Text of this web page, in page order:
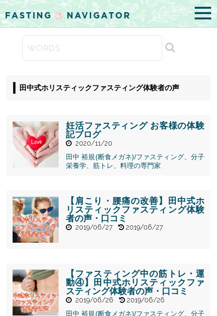
田中式ホリスティックファスティング体験者の声
記ブログ">
妊活ファスティング お客様の体験
記ブログ
2020/11/20
田中 裕規(断食メガネ)/ファスティング、分子
栄養学、筋トレ、料理の専門家
リスティック
ファスティン
グ体験者の
声・口コミ">
【肩こり・腰痛の改善】田中式ホ
リスティックファスティング体験
者の声・口コミ
2019/06/27 2019/06/27
【ファスティング中の筋トレ・運
動④】田中式ホリスティックファ
スティング体験者の声・口コミ
2019/06/26
2019/06/26
田中 裕規(断食メガネ)/ファスティング、分子